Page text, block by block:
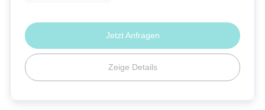
Zeige Details
Jetzt Anfragen